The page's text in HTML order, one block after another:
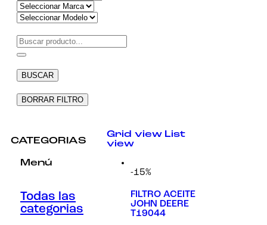
BUSCAR
BORRAR FILTRO
CATEGORIAS
Menú
Todas las
categorias
Grid view List
view
-15%
FILTRO ACEITE
JOHN DEERE
T19044
Necesarias
Estas
cookies no
son
Son
necesarias
podamos
mejorar la
funcionalidad